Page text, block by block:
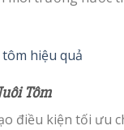
hiệu quả
Tôm
điều kiện tối ưu